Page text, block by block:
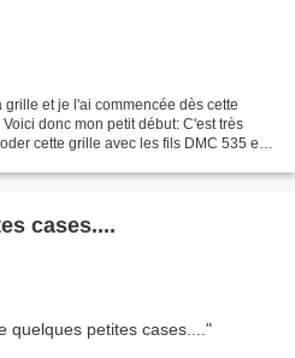
et je l'ai commencée dès cette
donc mon petit début: C'est très
cette grille avec les fils DMC 535 et
cases....